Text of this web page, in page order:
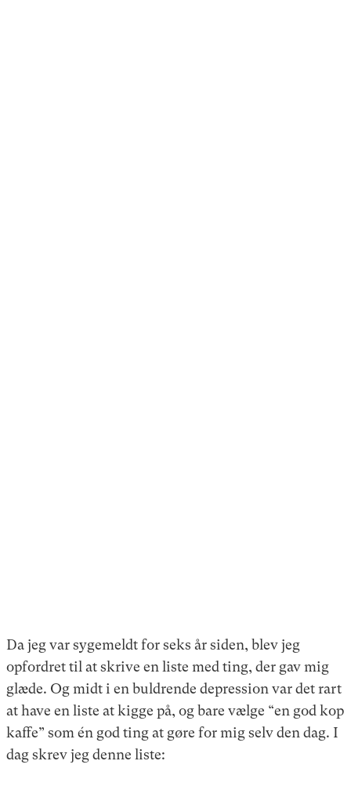
Da jeg var sygemeldt for seks år siden, blev jeg
opfordret til at skrive en liste med ting, der gav mig
glæde. Og midt i en buldrende depression var det rart
at have en liste at kigge på, og bare vælge “en god kop
kaffe” som én god ting at gøre for mig selv den dag. I
dag skrev jeg denne liste: